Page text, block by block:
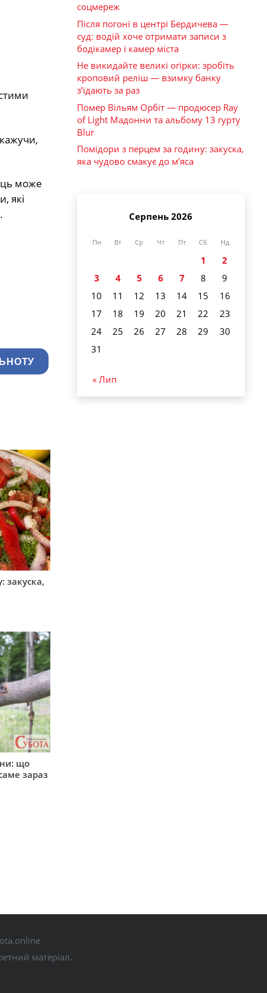
може
які
закуска,
що
зараз
соцмереж
Після погоні в центрі Бердичева —
суд: водій хоче отримати записи з
бодікамер і камер міста
Не викидайте великі огірки: зробіть
кроповий реліш — взимку банку
з’їдають за раз
Помер Вільям Орбіт — продюсер Ray
of Light Мадонни та альбому 13 гурту
Blur
Помідори з перцем за годину: закуска,
яка чудово смакує до м’яса
Серпень 2026
Пн Вт Ср Чт Пт Сб Нд
1
2
3
4 5 6 7 8
9
10
11 12 13 14 15
16
17
18 19 20 21 22
23
24
25 26 27 28 29
30
31
« Лип
матеріал.